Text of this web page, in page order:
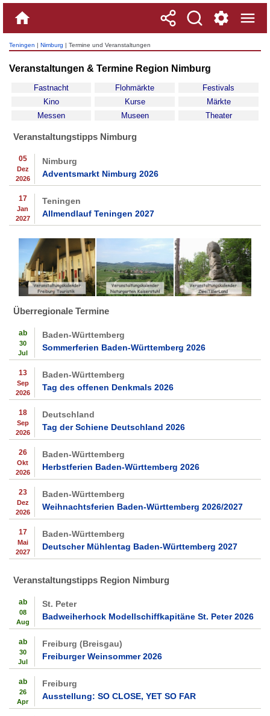
Teningen | Nimburg | Termine und Veranstaltungen
Veranstaltungen & Termine Region Nimburg
Fastnacht Flohmärkte
Festivals
Kino
Kurse
Märkte
Messen
Museen Theater
Veranstaltungstipps Nimburg
05
Dez
2026
Nimburg
Adventsmarkt Nimburg 2026
17
Jan
2027
Teningen
Allmendlauf Teningen 2027
Überregionale Termine
ab
30
Jul
Baden-Württemberg
Sommerferien Baden-Württemberg 2026
13
Sep
2026
Baden-Württemberg
Tag des offenen Denkmals 2026
18
Sep
2026
Deutschland
Tag der Schiene Deutschland 2026
26
Okt
2026
Baden-Württemberg
Herbstferien Baden-Württemberg 2026
23
Dez
2026
Baden-Württemberg
Weihnachtsferien Baden-Württemberg 2026/2027
17
Mai
2027
Baden-Württemberg
Deutscher Mühlentag Baden-Württemberg 2027
Veranstaltungstipps Region Nimburg
ab
08
Aug
St. Peter
Badweiherhock Modellschiffkapitäne St. Peter 2026
ab
30
Jul
Freiburg (Breisgau)
Freiburger Weinsommer 2026
ab
26
Apr
Freiburg
Ausstellung: SO CLOSE, YET SO FAR